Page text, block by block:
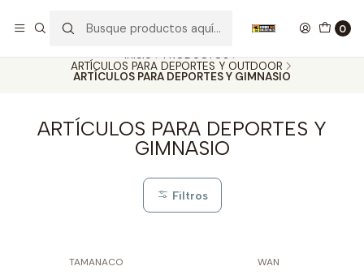
0
Inicio
PRODUCTOS
ARTÍCULOS PARA DEPORTES Y OUTDOOR
ARTÍCULOS PARA DEPORTES Y GIMNASIO
ARTÍCULOS PARA DEPORTES Y
GIMNASIO
Filtros
TAMANACO WAN